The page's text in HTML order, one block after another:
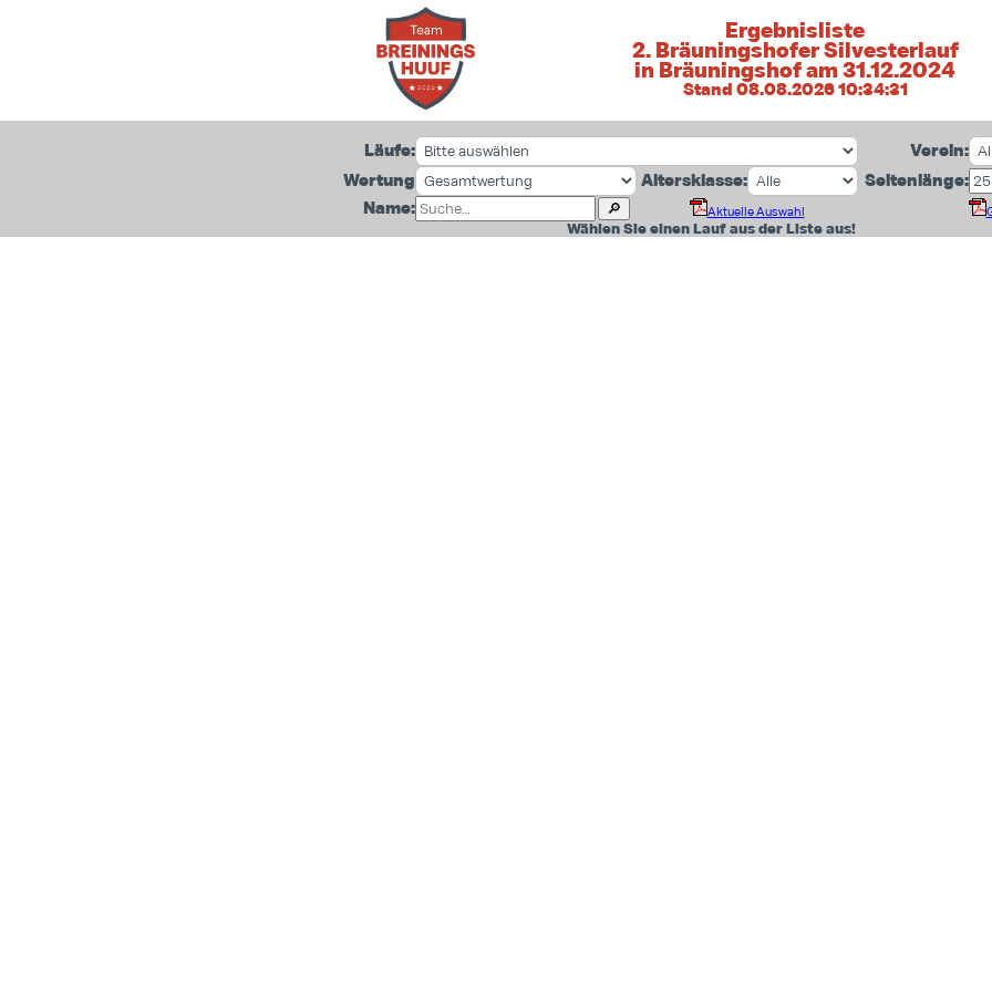
Ergebnisliste
2. Bräuningshofer Silvesterlauf
in Bräuningshof am 31.12.2024
Stand 08.08.2026 10:34:31
Läufe:
Verein:
Wertung
Altersklasse:
Seitenlänge:
Name:
Aktuelle Auswahl
Wählen Sie einen Lauf aus der Liste aus!